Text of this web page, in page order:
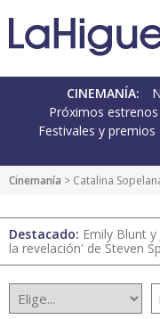
CINEMANÍA:
Próximos estrenos
Festivales y premios
Cinemanía > Catalina
Destacado: Emily Blunt
la revelación' de Steven